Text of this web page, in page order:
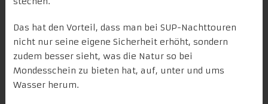
Das hat den Vorteil, dass man bei SUP-Nachttouren
nicht nur seine eigene Sicherheit erhöht, sondern
zudem besser sieht, was die Natur so bei
Mondesschein zu bieten hat, auf, unter und ums
Wasser herum.